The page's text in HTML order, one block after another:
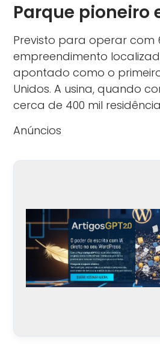
Parque pioneiro
Previsto para operar com
empreendimento
apontado como o
Unidos. A usina, quando
cerca de 400 mil
Anúncios